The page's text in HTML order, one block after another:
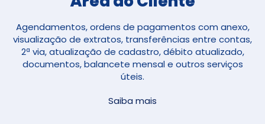
Agendamentos, ordens de pagamentos com anexo,
visualização de extratos, transferências entre contas,
2ª via, atualização de cadastro, débito atualizado,
documentos, balancete mensal e outros serviços
úteis.
Saiba mais